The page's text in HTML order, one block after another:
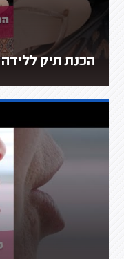
הכנת תיק ללידה